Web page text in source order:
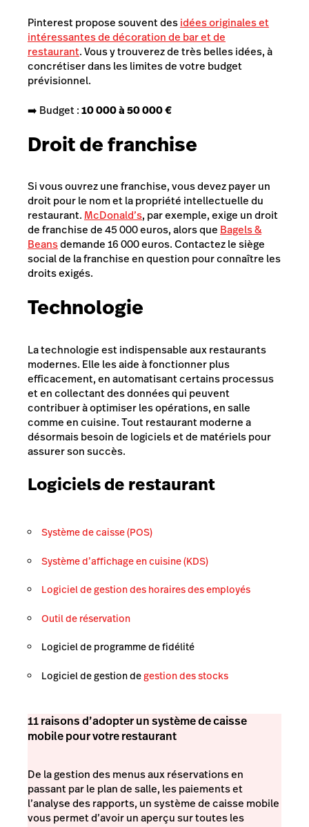
Pinterest propose souvent desidées originales et
intéressantes de décoration de bar et de
restaurant. Vous y trouverez de très belles idées, à
concrétiser dans les limites de votre budget
prévisionnel.
➡️ Budget :10 000 à 50 000 €
Droit de franchise
Si vous ouvrez une franchise, vous devez payer un
droit pour le nom et la propriété intellectuelle du
restaurant.McDonald’s, par exemple, exige un droit
de franchise de 45 000 euros, alors que Bagels &
Beansdemande 16 000 euros. Contactez le siège
social de la franchise en question pour connaître les
droits exigés.
Technologie
La technologie est indispensable aux restaurants
modernes. Elle les aide à fonctionner plus
efficacement, en automatisant certains processus
et en collectant des données qui peuvent
contribuer à optimiser les opérations, en salle
comme en cuisine. Tout restaurant moderne a
désormais besoin de logiciels et de matériels pour
assurer son succès.
Logiciels de restaurant
Système de caisse (POS)
Système d’affichage en cuisine (KDS)
Logiciel de gestion des horaires des employés
Outil de réservation
Logiciel de programme de fidélité
Logiciel de gestion degestion des stocks
11 raisons d’adopter un système de caisse
mobile pour votre restaurant
De la gestion des menus aux réservations en
passant par le plan de salle, les paiements et
l’analyse des rapports, un système de caisse mobile
vous permet d’avoir un aperçu sur toutes les